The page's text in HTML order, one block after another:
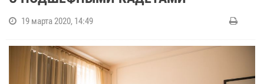
19 марта 2020, 14:49